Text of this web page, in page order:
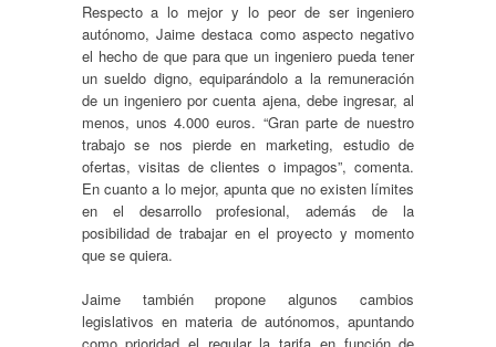
Respecto a lo mejor y lo peor de ser ingeniero
autónomo, Jaime destaca como aspecto negativo
el hecho de que para que un ingeniero pueda tener
un sueldo digno, equiparándolo a la remuneración
de un ingeniero por cuenta ajena, debe ingresar, al
menos, unos 4.000 euros. “Gran parte de nuestro
trabajo se nos pierde en marketing, estudio de
ofertas, visitas de clientes o impagos”, comenta.
En cuanto a lo mejor, apunta que no existen límites
en el desarrollo profesional, además de la
posibilidad de trabajar en el proyecto y momento
que se quiera.
Jaime también propone algunos cambios
legislativos en materia de autónomos, apuntando
como prioridad el regular la tarifa en función de